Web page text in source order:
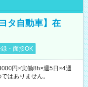
タ自動車】在
・面接OK
円×実働8h×週5日×4週
はありません。